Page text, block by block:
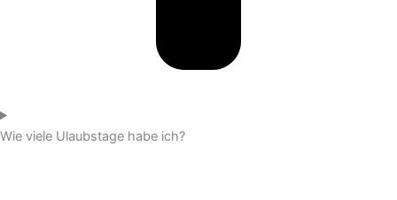
Wie viele Ulaubstage habe ich?